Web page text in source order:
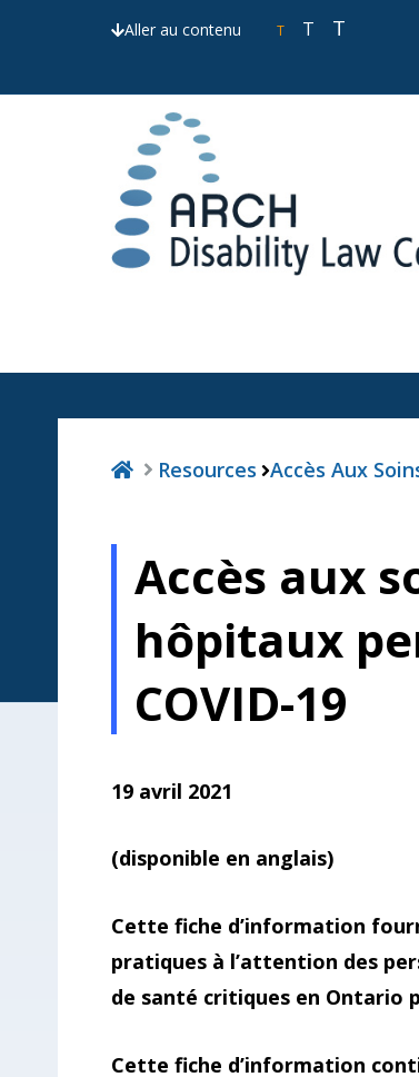
Aller au contenu T T T
Resources Accès Aux
Accès aux
hôpitaux
COVID-19
19 avril 2021
(disponible en anglais)
Cette fiche d’information
pratiques à l’attention des
de santé critiques en Ontario
Cette fiche d’information